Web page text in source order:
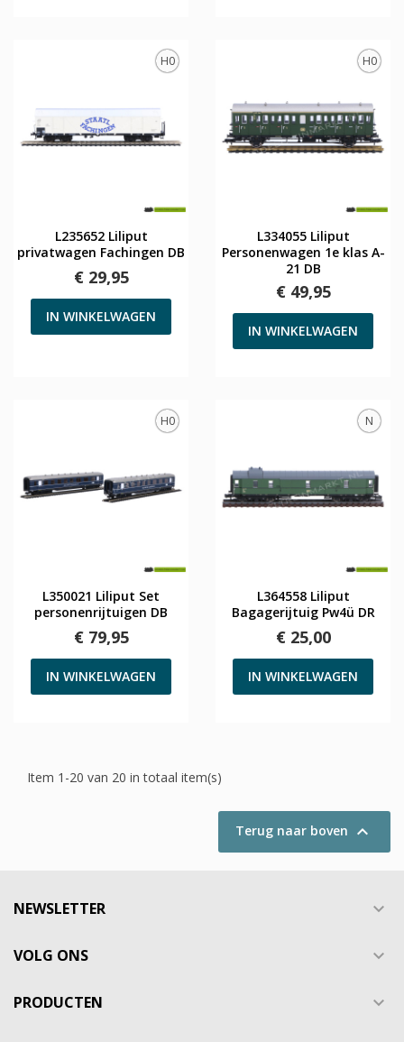
H0
L235652 Liliput
privatwagen Fachingen DB
€ 29,95
IN WINKELWAGEN
H0
L334055 Liliput
Personenwagen 1e klas A-
21 DB
€ 49,95
IN WINKELWAGEN
H0
L350021 Liliput Set
personenrijtuigen DB
€ 79,95
IN WINKELWAGEN
N
L364558 Liliput
Bagagerijtuig Pw4ü DR
€ 25,00
IN WINKELWAGEN
Item 1-20 van 20 in totaal item(s)
Terug naar boven 
NEWSLETTER 
VOLG ONS 
PRODUCTEN 